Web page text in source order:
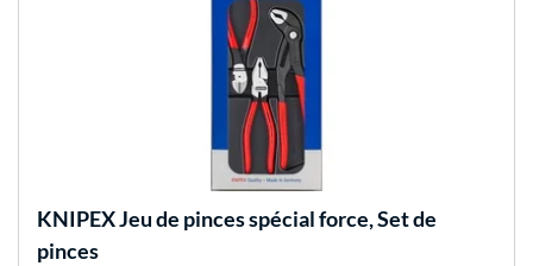
KNIPEXJeu de pinces spécial force, Set de
pinces